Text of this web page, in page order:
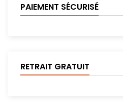
PAIEMENT SÉCURISÉ
RETRAIT GRATUIT